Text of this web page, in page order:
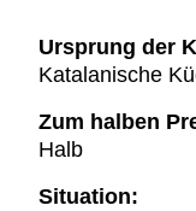
Ursprung der
Katalanische
Zum halben
Halb
Situation: